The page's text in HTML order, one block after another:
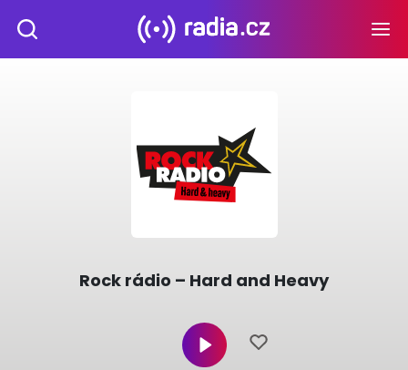
Rock rádio – Hard and Heavy